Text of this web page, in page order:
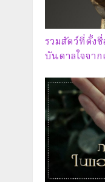
รวมสัตว์ที่ตั้ง
บันดาลใจจา